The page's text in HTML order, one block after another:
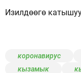
Изилдөөгө
коронавирус
кызамык